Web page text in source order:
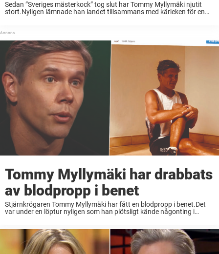
Sedan ”Sveriges mästerkock” tog slut har Tommy Myllymäki njutit
stort.Nyligen lämnade han landet tillsammans med kärleken för en
Tommy Myllymäki har drabbats
av blodpropp i benet
Stjärnkrögaren Tommy Myllymäki har fått en blodpropp i benet.Det
var under en löptur nyligen som han plötsligt kände någonting i
Myllymäki, ...